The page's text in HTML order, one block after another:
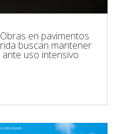
en pavimentos
buscan mantener
uso intensivo